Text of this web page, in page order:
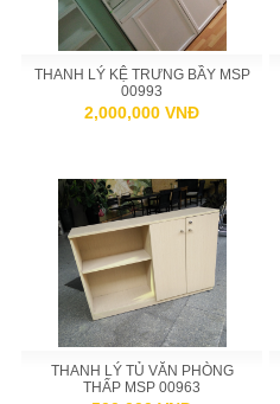
THANH LÝ KỆ TRƯNG BẦY MSP
00993
2,000,000 VNĐ
THANH LÝ TỦ VĂN PHÒNG
THẤP MSP 00963